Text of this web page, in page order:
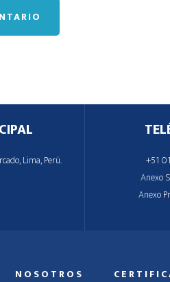
Lima, Perú.
+51
Anexo
Anexo
NOSOTROS